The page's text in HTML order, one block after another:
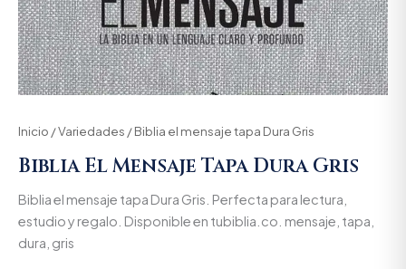
Inicio /Variedades / Biblia el mensaje tapa Dura Gris
Biblia El Mensaje Tapa Dura Gris
Biblia el mensaje tapa Dura Gris. Perfecta para lectura,
estudio y regalo. Disponible en tubiblia.co. mensaje, tapa,
dura, gris